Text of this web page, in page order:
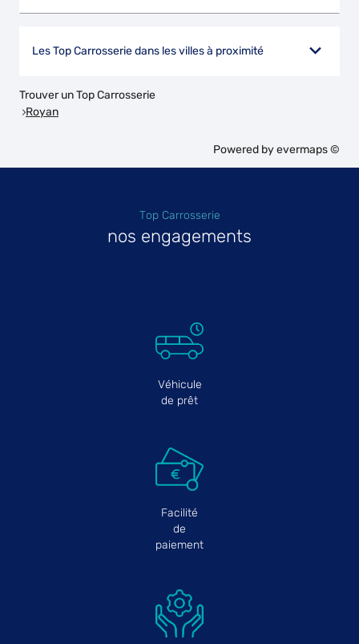
Les Top Carrosserie dans les villes à proximité
Trouver un Top Carrosserie
Royan
Powered byevermaps ©
Top Carrosserie
nos engagements
Véhicule
de prêt
Facilité
de
paiement